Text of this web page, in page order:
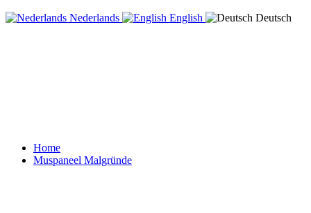
Nederlands English Deutsch
Home
Muspaneel Malgründe